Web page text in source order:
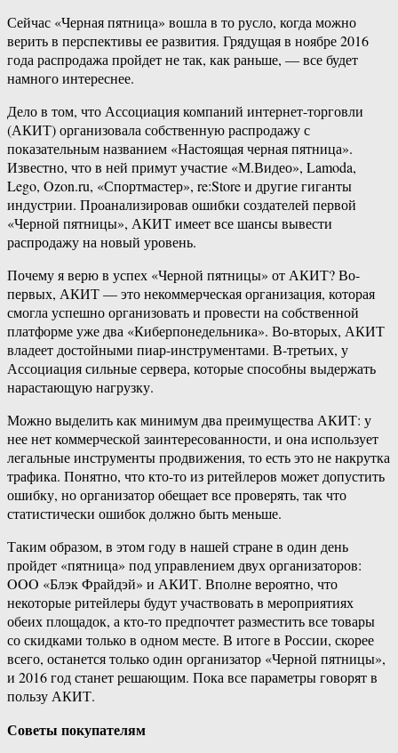
Сейчас «Черная пятница» вошла в то русло, когда можно
верить в перспективы ее развития. Грядущая в ноябре 2016
года распродажа пройдет не так, как раньше, — все будет
намного интереснее.
Дело в том, что Ассоциация компаний интернет-торговли
(АКИТ) организовала собственную распродажу с
показательным названием «Настоящая черная пятница».
Известно, что в ней примут участие «М.Видео», Lamoda,
Lego, Ozon.ru, «Спортмастер», re:Store и другие гиганты
индустрии. Проанализировав ошибки создателей первой
«Черной пятницы», АКИТ имеет все шансы вывести
распродажу на новый уровень.
Почему я верю в успех «Черной пятницы» от АКИТ? Во-
первых, АКИТ — это некоммерческая организация, которая
смогла успешно организовать и провести на собственной
платформе уже два «Киберпонедельника». Во-вторых, АКИТ
владеет достойными пиар-инструментами. В-третьих, у
Ассоциация сильные сервера, которые способны выдержать
нарастающую нагрузку.
Можно выделить как минимум два преимущества АКИТ: у
нее нет коммерческой заинтересованности, и она использует
легальные инструменты продвижения, то есть это не накрутка
трафика. Понятно, что кто-то из ритейлеров может допустить
ошибку, но организатор обещает все проверять, так что
статистически ошибок должно быть меньше.
Таким образом, в этом году в нашей стране в один день
пройдет «пятница» под управлением двух организаторов:
OOO «Блэк Фрайдэй» и АКИТ. Вполне вероятно, что
некоторые ритейлеры будут участвовать в мероприятиях
обеих площадок, а кто-то предпочтет разместить все товары
со скидками только в одном месте. В итоге в России, скорее
всего, останется только один организатор «Черной пятницы»,
и 2016 год станет решающим. Пока все параметры говорят в
пользу АКИТ.
Советы покупателям